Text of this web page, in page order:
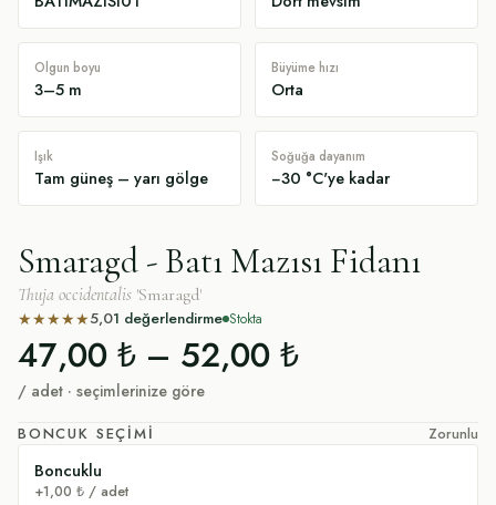
Olgun boyu
3–5 m
Büyüme hızı
Orta
Işık
Tam güneş – yarı gölge
Soğuğa dayanım
−30 °C'ye kadar
Smaragd - Batı Mazısı Fidanı
Thuja occidentalis 'Smaragd'
★★★★★5,01 değerlendirme Stokta
47,00 ₺ – 52,00 ₺
/ adet · seçimlerinize göre
BONCUK SEÇIMI Zorunlu
Boncuklu
+1,00 ₺ / adet